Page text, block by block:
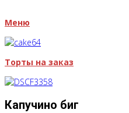
Меню
Торты на заказ
Капучино биг